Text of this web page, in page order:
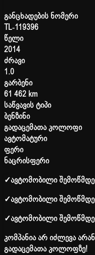
განცხადების ნომერი
TL-119396
წელი
2014
ძრავი
1.0
გარბენი
61 462 km
საწვავის ტიპი
ბენზინი
გადაცემათა კოლოფი
ავტომატური
ფერი
ნაცრისფერი
✓ავტომობილი
✓ავტომობილი
✓ავტომობილი
კომპანია არ იძლევა
გადაცემათა კოლოფზე!